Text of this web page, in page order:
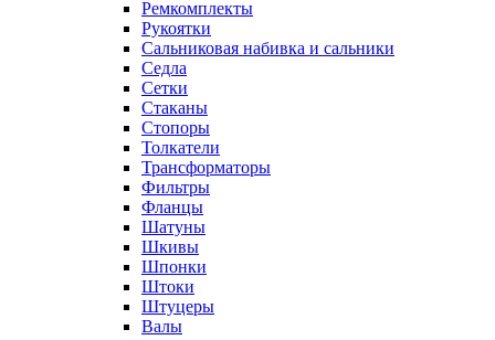
Ремкомплекты
Рукоятки
Сальниковая набивка и сальники
Седла
Сетки
Стаканы
Стопоры
Толкатели
Трансформаторы
Фильтры
Фланцы
Шатуны
Шкивы
Шпонки
Штоки
Штуцеры
Валы